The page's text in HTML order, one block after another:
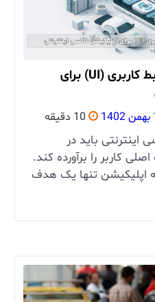
5 نکته کلیدی در طراحی رابط کاربری (UI) برای
10 دقیقه
باید در
کاربر را برآورده کند.
اپلیکیشن تنها یک هدف